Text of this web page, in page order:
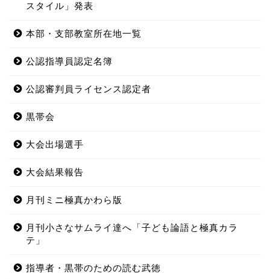
スタイル」発表
本部・支部教室所在地一覧
公認指導員認定名簿
公認審判員ライセンス認定者
黒帯会
大会出場選手
大会結果報告
月刊ミニ極真かわら版
月刊小さなサムライ達へ「子ども論語と極真カラ
テ」
指導者・黒帯のための読む武徳